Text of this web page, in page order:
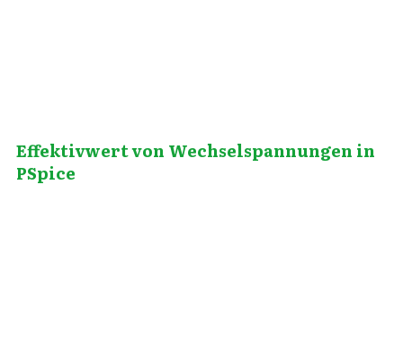
Effektivwert von Wechselspannungen in
PSpice